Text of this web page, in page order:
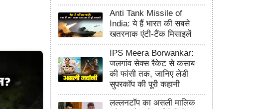
Anti Tank Missile of
India: ये हैं भारत की सबसे
खतरनाक एंटी-टैंक मिसाइलें
IPS Meera Borwankar:
जलगांव सेक्स रैकेट से कसाब
की फांसी तक, जानिए लेडी
सुपरकॉप की पूरी कहानी
लल्लनटॉप का असली मालिक